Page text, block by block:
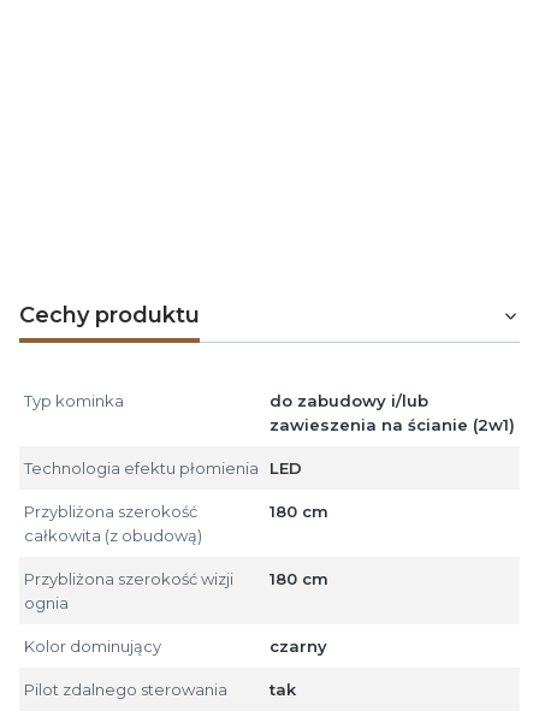
Cechy produktu
Typ kominka
do zabudowy i/lub
zawieszenia na ścianie (2w1)
Technologia efektu płomienia LED
Przybliżona szerokość
całkowita (z obudową)
180 cm
Przybliżona szerokość wizji
ognia
180 cm
Kolor dominujący czarny
Pilot zdalnego sterowania tak